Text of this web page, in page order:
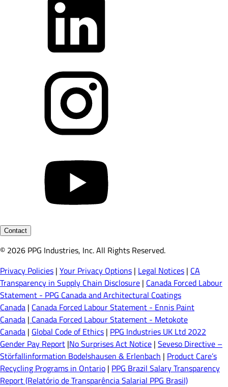
Contact
© 2026 PPG Industries, Inc. All Rights Reserved.
Privacy Policies | Your Privacy Options | Legal Notices | CA
Transparency in Supply Chain Disclosure | Canada Forced Labour
Statement - PPG Canada and Architectural Coatings
Canada | Canada Forced Labour Statement - Ennis Paint
Canada | Canada Forced Labour Statement - Metokote
Canada | Global Code of Ethics | PPG Industries UK Ltd 2022
Gender Pay Report |No Surprises Act Notice | Seveso Directive –
Störfallinformation Bodelshausen & Erlenbach | Product Care’s
Recycling Programs in Ontario | PPG Brazil Salary Transparency
Report (Relatório de Transparência Salarial PPG Brasil)